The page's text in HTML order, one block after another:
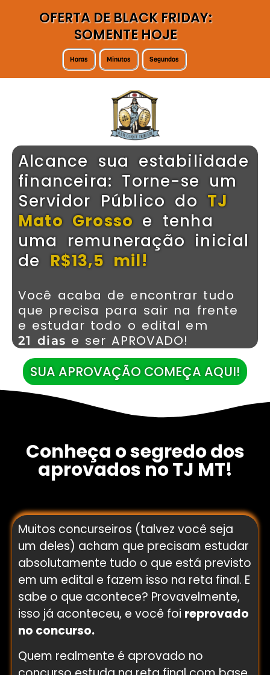
OFERTA DE BLACK FRIDAY:
SOMENTE HOJE
Horas Minutos Segundos
Alcance sua estabilidade
financeira: Torne-se um
Servidor Público do TJ
Mato Grosso e tenha
uma remuneração inicial
de R$13,5 mil!
Você acaba de encontrar tudo
que precisa para sair na frente
e estudar todo o edital em
21 dias e ser APROVADO!
SUA APROVAÇÃO COMEÇA AQUI!
Conheça o segredo dos
aprovados no TJ MT!
Muitos concurseiros (talvez você seja
um deles) acham que precisam estudar
absolutamente tudo o que está previsto
em um edital e fazem isso na reta final. E
sabe o que acontece? Provavelmente,
isso já aconteceu, e você foi reprovado
no concurso.
Quem realmente é aprovado no